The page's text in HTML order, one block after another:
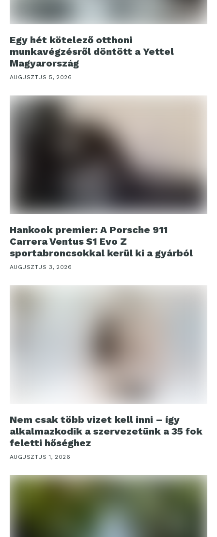
Egy hét kötelező otthoni
munkavégzésről döntött a Yettel
Magyarország
AUGUSZTUS 5, 2026
Hankook premier: A Porsche 911
Carrera Ventus S1 Evo Z
sportabroncsokkal kerül ki a gyárból
AUGUSZTUS 3, 2026
Nem csak több vizet kell inni – így
alkalmazkodik a szervezetünk a 35 fok
feletti hőséghez
AUGUSZTUS 1, 2026